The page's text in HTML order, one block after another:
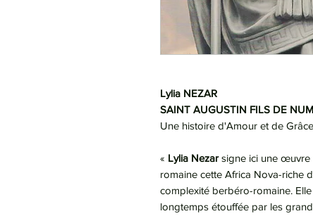
Lylia NEZAR
SAINT AUGUSTIN FILS DE
Une histoire d'Amour et de Grâce
« Lylia Nezarsigne ici une œuvre
romaine cette Africa Nova-riche
complexité berbéro-romaine.
longtemps étouffée par les